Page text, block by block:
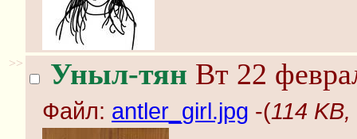
>> Уныл-тян Вт 22
Файл: antler_girl.jpg -(114